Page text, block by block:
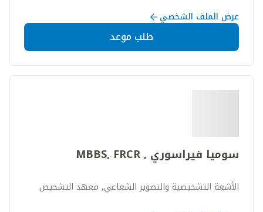
عرض الملف الشخصي
طلب موعد
سوميا فيراسوري , MBBS, FRCR
الأشعة التشخيصية والتصوير الشعاعي, معهد التشخيص